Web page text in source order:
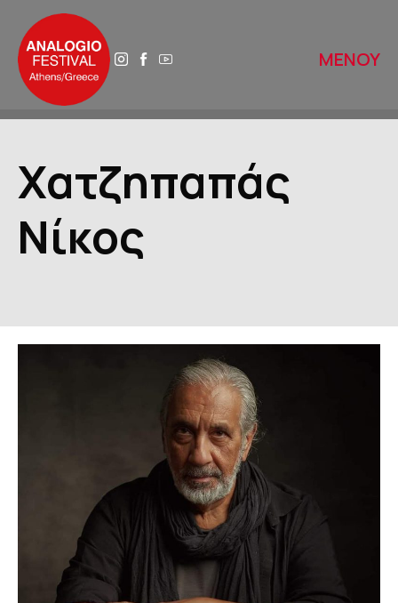
ΑΝΑΛΟΓΙΟ 2025
ΤΟ ΑΝΑΛΟΓΙΟ ΑΥΡΙΟ
ΔΙΚΤΥΑ
ΜΕΝΟΥ
Χατζηπαπάς
Νίκος